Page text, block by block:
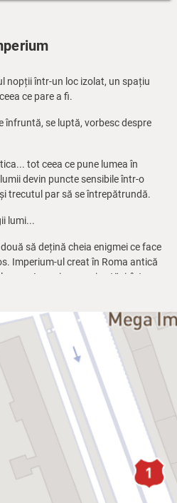
nopții într-un loc izolat, un spațiu
ce pare a fi.
înfruntă, se luptă, vorbesc despre
tot ceea ce pune lumea în
devin puncte sensibile într-o
trecutul par să se întrepătrundă.
lumi...
să dețină cheia enigmei ce face
Imperium-ul creat în Roma antică
un Imperiu care și astăzi, într-un
cum a făcut-o odinioară, în
dar rămâne tăcută și se ascunde,
de jumătăți de adevăr și jumătăți de
influentă, inteligentă... și poate
femeie periculoasă.
încearcă să extragă de la FEMEIE
în spatele puterii ei.
care luptă pentru ceva la